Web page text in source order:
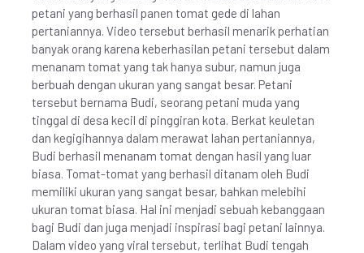
petani yang berhasil panen tomat gede di lahan
pertaniannya. Video tersebut berhasil menarik perhatian
banyak orang karena keberhasilan petani tersebut dalam
menanam tomat yang tak hanya subur, namun juga
berbuah dengan ukuran yang sangat besar. Petani
tersebut bernama Budi, seorang petani muda yang
tinggal di desa kecil di pinggiran kota. Berkat keuletan
dan kegigihannya dalam merawat lahan pertaniannya,
Budi berhasil menanam tomat dengan hasil yang luar
biasa. Tomat-tomat yang berhasil ditanam oleh Budi
memiliki ukuran yang sangat besar, bahkan melebihi
ukuran tomat biasa. Hal ini menjadi sebuah kebanggaan
bagi Budi dan juga menjadi inspirasi bagi petani lainnya.
Dalam video yang viral tersebut, terlihat Budi tengah